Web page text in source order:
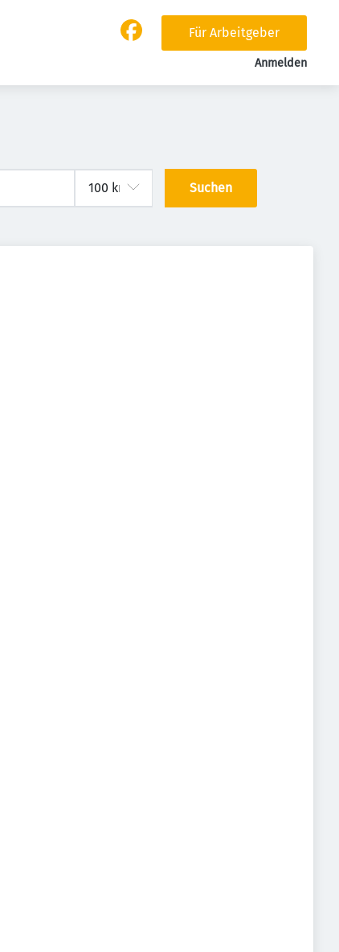
Für Arbeitgeber
Anmelden
Suchen